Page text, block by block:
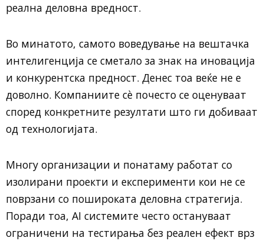
реална деловна вредност.
Во минатото, самото воведување на вештачка
интелигенција се сметало за знак на иновација
и конкурентска предност. Денес тоа веќе не е
доволно. Компаниите сè почесто се оценуваат
според конкретните резултати што ги добиваат
од технологијата.
Многу организации и понатаму работат со
изолирани проекти и експерименти кои не се
поврзани со пошироката деловна стратегија.
Поради тоа, AI системите често остануваат
ограничени на тестирања без реален ефект врз